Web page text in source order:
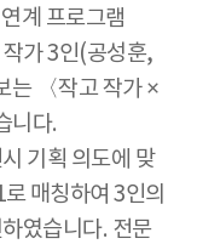
계 프로그램
작가 3인(공성훈,
는 〈작고 작가 ×
니다.
기획 의도에 맞
매칭하여 3인의
였습니다. 전문